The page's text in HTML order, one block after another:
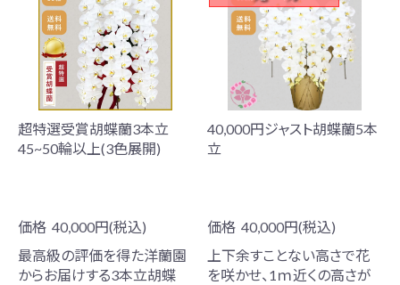
超特選受賞胡蝶蘭3本立
45~50輪以上(3色展開)
価格 40,000円(税込)
最高級の評価を得た洋蘭園
からお届けする3本立胡蝶
40,000円ジャスト胡蝶蘭5本
立
価格 40,000円(税込)
上下余すことない高さで花
を咲かせ、1ｍ近くの高さが